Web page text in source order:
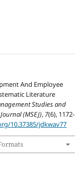
And Employee
Literature
Studies and
(MSEJ), 7(6), 1172-
10.37385/jdkwav77